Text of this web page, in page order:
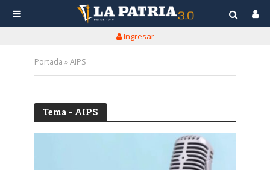
Ingresar
Portada »AIPS
Tema - AIPS